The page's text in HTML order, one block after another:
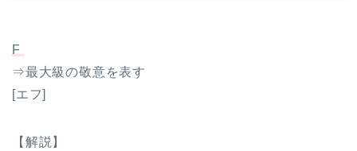
F
⇒最大級の敬意を表す
[エフ]
【解説】